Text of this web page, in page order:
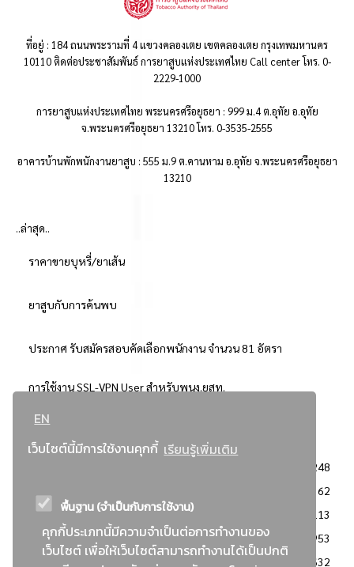
EN
เว็บไซต์นี้มีการใช้งานคุกกี้ เรียนรู้เพิ่มเติม
พื้นฐาน (จำเป็นกับการใช้งาน)
คุกกี้ประเภทนี้มีความจำเป็นต่อการทำงานของ
เว็บไซต์ เพื่อให้เว็บไซต์สามารถทำงานได้เป็นปกติ
ที่อยู่ : 184 ถนนพระรามที่ 4 แขวงคลองเตย เขตคลองเตย กรุงเทพมหานคร
10110 ติดต่อประชาสัมพันธ์ การยาสูบแห่งประเทศไทย Call center โทร. 0-
2229-1000
การยาสูบแห่งประเทศไทย พระนครศรีอยุธยา : 999 ม.4 ต.อุทัย อ.อุทัย
จ.พระนครศรีอยุธยา 13210 โทร. 0-3535-2555
อาคารบ้านพักพนักงานยาสูบ : 555 ม.9 ต.คานหาม อ.อุทัย จ.พระนครศรีอยุธยา
13210
..ล่าสุด..
ราคาขายบุหรี่/ยาเส้น
ยาสูบกับการค้นพบ
ประกาศ รับสมัครสอบคัดเลือกพนักงาน จำนวน 81 อัตรา
การใช้งาน SSL-VPN User สำหรับพนง.ยสท.
..ยอดนิยม..
3248
2362
: วิธีเฉพาะเจาะจง
2113
ข่าวสาร/ประกาศ
1953
: เอกสารส่งเสริมความโปร่งใสในการจัดซื้อจัดจ้าง
1632